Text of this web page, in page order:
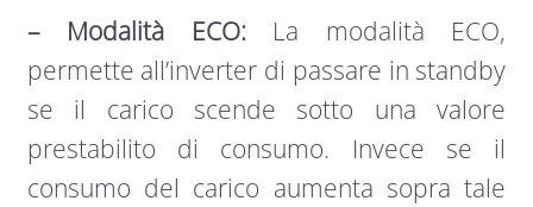
– Modalità ECO:La modalità ECO,
permette all’inverter di passare in standby
se il carico scende sotto una valore
prestabilito di consumo. Invece se il
consumo del carico aumenta sopra tale